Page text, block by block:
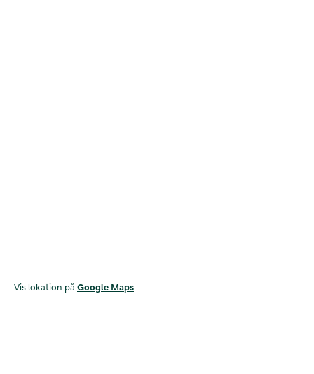
Vis lokation på Google Maps